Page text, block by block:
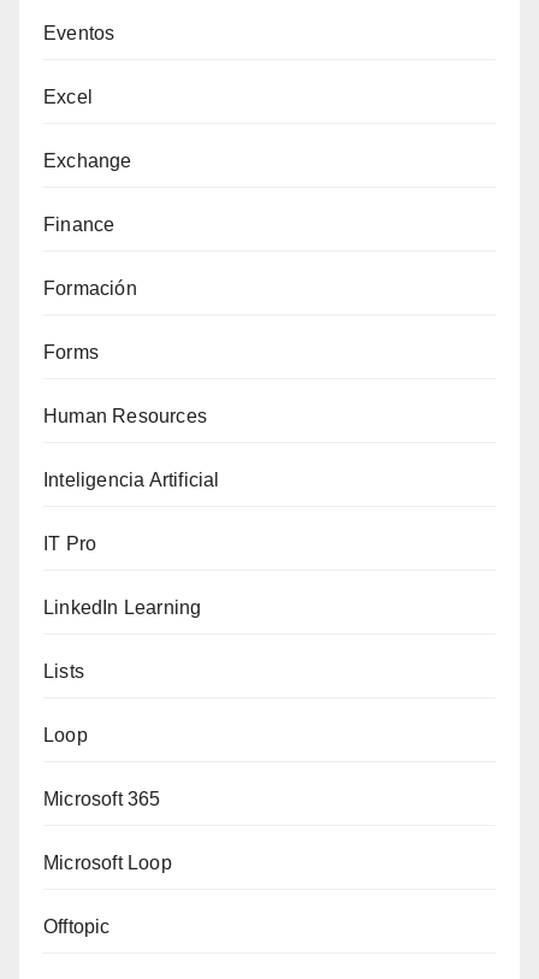
Eventos
Excel
Exchange
Finance
Formación
Forms
Human Resources
Inteligencia Artificial
IT Pro
LinkedIn Learning
Lists
Loop
Microsoft 365
Microsoft Loop
Offtopic